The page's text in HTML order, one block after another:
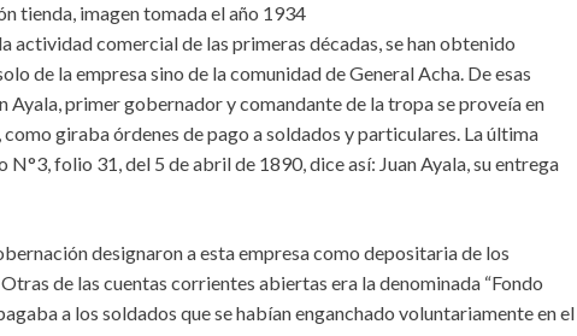
tienda, imagen tomada el año 1934
actividad comercial de las primeras décadas, se han obtenido
de la empresa sino de la comunidad de General Acha. De esas
Ayala, primer gobernador y comandante de la tropa se proveía en
giraba órdenes de pago a soldados y particulares. La última
folio 31, del 5 de abril de 1890, dice así: Juan Ayala, su entrega
designaron a esta empresa como depositaria de los
de las cuentas corrientes abiertas era la denominada “Fondo
a los soldados que se habían enganchado voluntariamente en el